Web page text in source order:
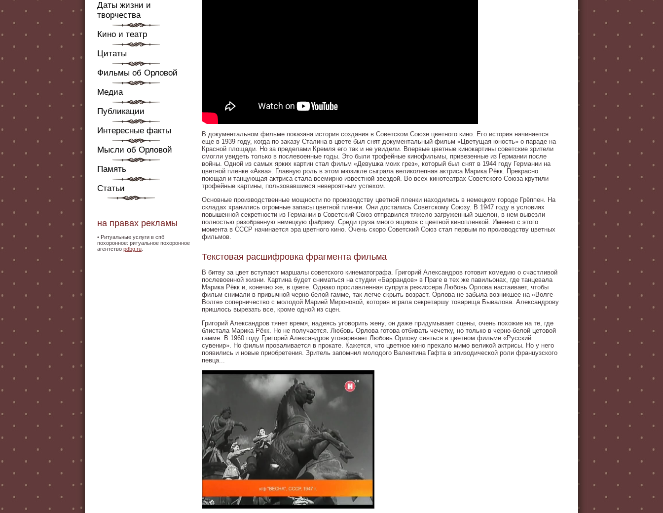
Даты жизни и
творчества
Кино и театр
Цитаты
Фильмы об Орловой
Медиа
Публикации
Интересные факты
Мысли об Орловой
Память
Статьи
на правах рекламы
• Ритуальные услуги в спб
похоронное: ритуальное похоронное
агентство pdbg.ru
В документальном фильме показана история создания в Советском Союзе цветного кино. Его история начинается
еще в 1939 году, когда по заказу Сталина в цвете был снят документальный фильм «Цветущая юность» о параде на
Красной площади. Но за пределами Кремля его так и не увидели. Впервые цветные кинокартины советские зрители
смогли увидеть только в послевоенные годы. Это были трофейные кинофильмы, привезенные из Германии после
войны. Одной из самых ярких картин стал фильм «Девушка моих грез», который был снят в 1944 году Германии на
цветной пленке «Аква». Главную роль в этом мюзикле сыграла великолепная актриса Марика Рёкк. Прекрасно
поющая и танцующая актриса стала всемирно известной звездой. Во всех кинотеатрах Советского Союза крутили
трофейные картины, пользовавшиеся невероятным успехом.
Основные производственные мощности по производству цветной пленки находились в немецком городе Грёппен. На
складах хранились огромные запасы цветной пленки. Они достались Советскому Союзу. В 1947 году в условиях
повышенной секретности из Германии в Советский Союз отправился тяжело загруженный эшелон, в нем вывезли
полностью разобранную немецкую фабрику. Среди груза много ящиков с цветной кинопленкой. Именно с этого
момента в СССР начинается эра цветного кино. Очень скоро Советский Союз стал первым по производству цветных
фильмов.
Текстовая расшифровка фрагмента фильма
В битву за цвет вступают маршалы советского кинематографа. Григорий Александров готовит комедию о счастливой
послевоенной жизни. Картина будет сниматься на студии «Баррандов» в Праге в тех же павильонах, где танцевала
Марика Рёкк и, конечно же, в цвете. Однако прославленная супруга режиссера Любовь Орлова настаивает, чтобы
фильм снимали в привычной черно-белой гамме, так легче скрыть возраст. Орлова не забыла возникшее на «Волге-
Волге» соперничество с молодой Марией Мироновой, которая играла секретаршу товарища Бывалова. Александрову
пришлось вырезать все, кроме одной из сцен.
Григорий Александров тянет время, надеясь уговорить жену, он даже придумывает сцены, очень похожие на те, где
блистала Марика Рёкк. Но не получается. Любовь Орлова готова отбивать чечетку, но только в черно-белой цетовой
гамме. В 1960 году Григорий Александров уговаривает Любовь Орлову сняться в цветном фильме «Русский
сувенир». Но фильм проваливается в прокате. Кажется, что цветное кино прехало мимо великой актрисы. Но у него
появились и новые приобретения. Зритель запомнил молодого Валентина Гафта в эпизодической роли французского
певца...